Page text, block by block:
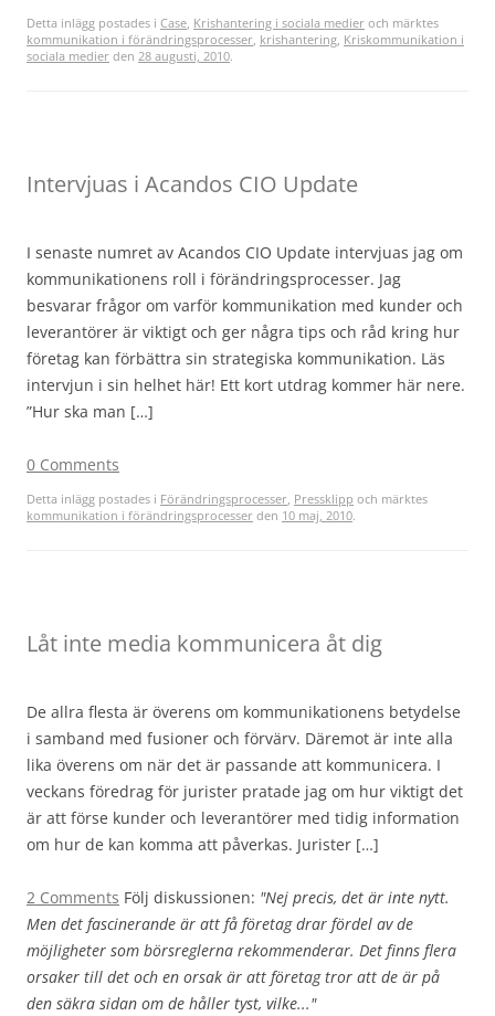
Detta inlägg postades i Case, Krishantering i sociala medier och märktes
kommunikation i förändringsprocesser, krishantering, Kriskommunikation i
sociala medier den 28 augusti, 2010.
Intervjuas i Acandos CIO Update
I senaste numret av Acandos CIO Update intervjuas jag om
kommunikationens roll i förändringsprocesser. Jag
besvarar frågor om varför kommunikation med kunder och
leverantörer är viktigt och ger några tips och råd kring hur
företag kan förbättra sin strategiska kommunikation. Läs
intervjun i sin helhet här! Ett kort utdrag kommer här nere.
”Hur ska man […]
0 Comments
Detta inlägg postades i Förändringsprocesser, Pressklipp och märktes
kommunikation i förändringsprocesser den 10 maj, 2010.
Låt inte media kommunicera åt dig
De allra flesta är överens om kommunikationens betydelse
i samband med fusioner och förvärv. Däremot är inte alla
lika överens om när det är passande att kommunicera. I
veckans föredrag för jurister pratade jag om hur viktigt det
är att förse kunder och leverantörer med tidig information
om hur de kan komma att påverkas. Jurister […]
2 Comments Följ diskussionen: "Nej precis, det är inte nytt.
Men det fascinerande är att få företag drar fördel av de
möjligheter som börsreglerna rekommenderar. Det finns flera
orsaker till det och en orsak är att företag tror att de är på
den säkra sidan om de håller tyst, vilke..."